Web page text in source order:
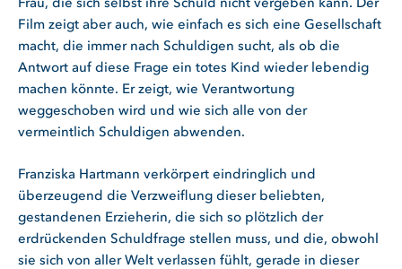
Frau, die sich selbst ihre Schuld nicht vergeben kann. Der
Film zeigt aber auch, wie einfach es sich eine Gesellschaft
macht, die immer nach Schuldigen sucht, als ob die
Antwort auf diese Frage ein totes Kind wieder lebendig
machen könnte. Er zeigt, wie Verantwortung
weggeschoben wird und wie sich alle von der
vermeintlich Schuldigen abwenden.
Franziska Hartmann verkörpert eindringlich und
überzeugend die Verzweiflung dieser beliebten,
gestandenen Erzieherin, die sich so plötzlich der
erdrückenden Schuldfrage stellen muss, und die, obwohl
sie sich von aller Welt verlassen fühlt, gerade in dieser